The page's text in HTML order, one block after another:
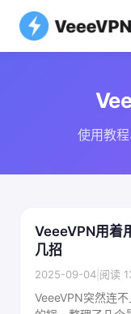
使用教
VeeeVPN用着
几招
2025-09-04 阅读
VeeeVPN突然连